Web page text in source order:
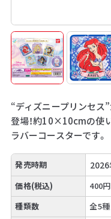
“ディズニープリンセス
登場！約10×10cmの使
ラバーコースターです。
発売時期
価格(税込)
400円
種類数
全5種